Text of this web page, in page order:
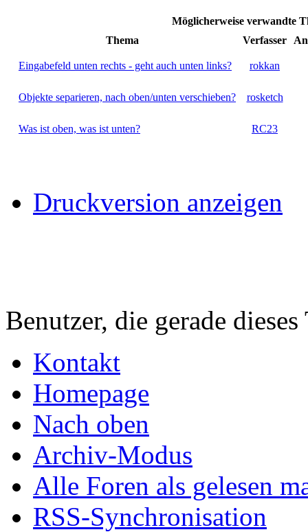
Möglicherweise verwandte
Thema
Verfasser
Eingabefeld unten rechts - geht auch unten links? rokkan
Objekte separieren, nach oben/unten verschieben? rosketch
Was ist oben, was ist unten? RC23
Druckversion anzeigen
Benutzer, die gerade
Kontakt
Homepage
Nach oben
Archiv-Modus
Alle Foren als gelesen
RSS-Synchronisation